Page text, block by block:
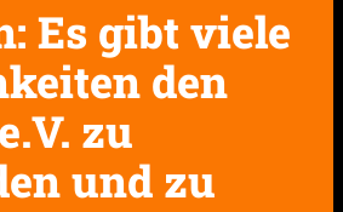
Es gibt viele
den
zu
und zu